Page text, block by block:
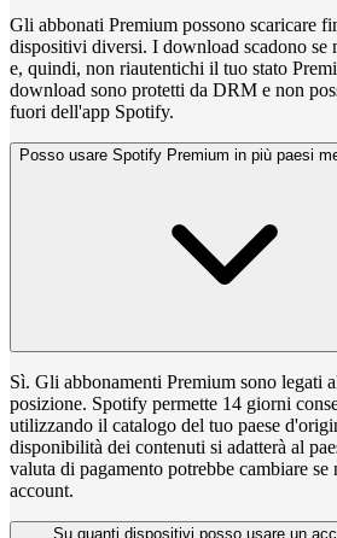
Gli abbonati Premium possono scaricare
dispositivi diversi. I download scadono se
e, quindi, non riautentichi il tuo stato
download sono protetti da DRM e non
fuori dell'app Spotify.
Posso usare Spotify Premium in più paesi
Sì. Gli abbonamenti Premium sono legati
posizione. Spotify permette 14 giorni
utilizzando il catalogo del tuo paese
disponibilità dei contenuti si adatterà al
valuta di pagamento potrebbe cambiare
account.
Su quanti dispositivi posso usare un